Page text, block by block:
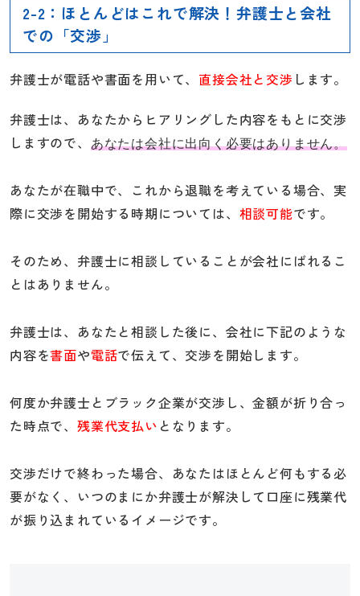
2-2：ほとんどはこれで解決！弁護士と会社
での「交渉」
弁護士が電話や書面を用いて、 直接会社と交渉 します。
弁護士は、あなたからヒアリングした内容をもとに交渉
しますので、
あなたは会社に出向く必要はありません。
あなたが在職中で、これから退職を考えている場合、実
際に交渉を開始する時期については、 相談可能です。
そのため、弁護士に相談していることが会社にばれるこ
とはありません。
弁護士は、あなたと相談した後に、会社に下記のような
内容を書面や電話で伝えて、交渉を開始します。
何度か弁護士とブラック企業が交渉し、金額が折り合っ
た時点で、 残業代支払い となります。
交渉だけで終わった場合、あなたはほとんど何もする必
要がなく、いつのまにか弁護士が解決して口座に残業代
が振り込まれているイメージです。